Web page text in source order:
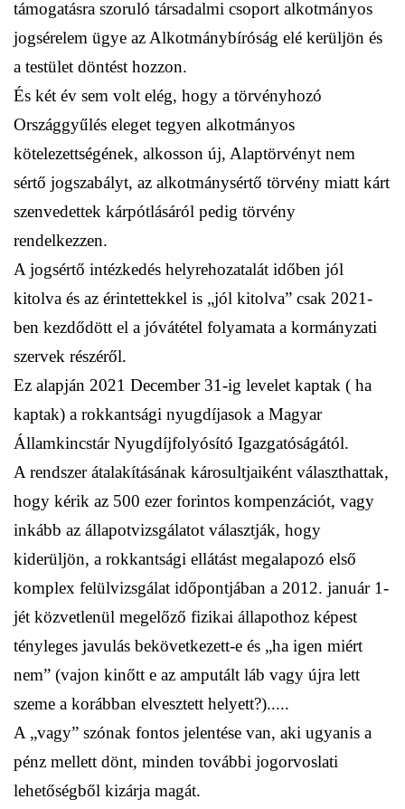
támogatásra szoruló társadalmi csoport alkotmányos
jogsérelem ügye az Alkotmánybíróság elé kerüljön és
a testület döntést hozzon.
És két év sem volt elég, hogy a törvényhozó
Országgyűlés eleget tegyen alkotmányos
kötelezettségének, alkosson új, Alaptörvényt nem
sértő jogszabályt, az alkotmánysértő törvény miatt kárt
szenvedettek kárpótlásáról pedig törvény
rendelkezzen.
A jogsértő intézkedés helyrehozatalát időben jól
kitolva és az érintettekkel is „jól kitolva” csak 2021-
ben kezdődött el a jóvátétel folyamata a kormányzati
szervek részéről.
Ez alapján 2021 December 31-ig levelet kaptak ( ha
kaptak) a rokkantsági nyugdíjasok a Magyar
Államkincstár Nyugdíjfolyósító Igazgatóságától.
A rendszer átalakításának károsultjaiként választhattak,
hogy kérik az 500 ezer forintos kompenzációt, vagy
inkább az állapotvizsgálatot választják, hogy
kiderüljön, a rokkantsági ellátást megalapozó első
komplex felülvizsgálat időpontjában a 2012. január 1-
jét közvetlenül megelőző fizikai állapothoz képest
tényleges javulás bekövetkezett-e és „ha igen miért
nem” (vajon kinőtt e az amputált láb vagy újra lett
szeme a korábban elvesztett helyett?).....
A „vagy” szónak fontos jelentése van, aki ugyanis a
pénz mellett dönt, minden további jogorvoslati
lehetőségből kizárja magát.